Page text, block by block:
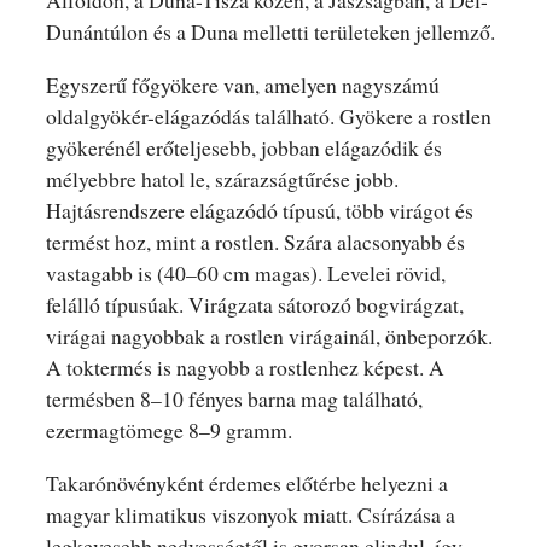
Dunántúlon és a Duna melletti területeken jellemző.
Egyszerű főgyökere van, amelyen nagyszámú
oldalgyökér-elágazódás található. Gyökere a rostlen
gyökerénél erőteljesebb, jobban elágazódik és
mélyebbre hatol le, szárazságtűrése jobb.
Hajtásrendszere elágazódó típusú, több virágot és
termést hoz, mint a rostlen. Szára alacsonyabb és
vastagabb is (40–60 cm magas). Levelei rövid,
felálló típusúak. Virágzata sátorozó bogvirágzat,
virágai nagyobbak a rostlen virágainál, önbeporzók.
A toktermés is nagyobb a rostlenhez képest. A
termésben 8–10 fényes barna mag található,
ezermagtömege 8–9 gramm.
Takarónövényként érdemes előtérbe helyezni a
magyar klimatikus viszonyok miatt. Csírázása a